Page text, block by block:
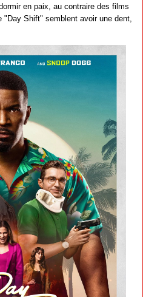
en paix, au contraire des films
Shift" semblent avoir une dent,